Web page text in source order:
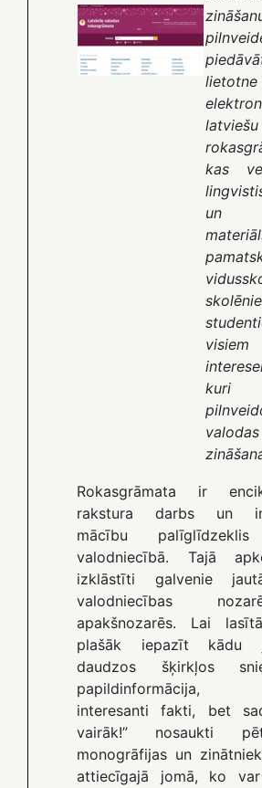
kas
un
visiem
kuri
valodas
Rokasgrāmata ir
rakstura darbs un
mācību
valodniecībā. Tajā
izklāstīti galvenie
valodniecības
apakšnozarēs. Lai
plašāk iepazīt kādu
daudzos šķirkļos
papildinformācija,
interesanti fakti, bet
vairāk!” nosaukti
monogrāfijas un
attiecīgajā jomā, ko